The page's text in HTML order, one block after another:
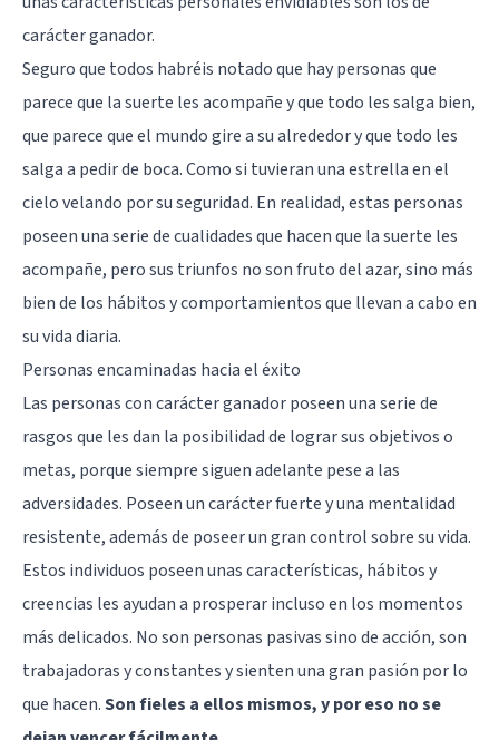
carácter ganador.
Seguro que todos habréis notado que hay personas que
parece que la suerte les acompañe y que todo les salga bien,
que parece que el mundo gire a su alrededor y que todo les
salga a pedir de boca. Como si tuvieran una estrella en el
cielo velando por su seguridad. En realidad, estas personas
poseen una serie de cualidades que hacen que la suerte les
acompañe, pero sus triunfos no son fruto del azar, sino más
bien de los hábitos y comportamientos que llevan a cabo en
su vida diaria.
Personas encaminadas hacia el éxito
Las personas con carácter ganador poseen una serie de
rasgos que les dan la posibilidad de lograr sus objetivos o
metas, porque siempre siguen adelante pese a las
adversidades. Poseen un carácter fuerte y una mentalidad
resistente, además de poseer un gran control sobre su vida.
Estos individuos poseen unas características, hábitos y
creencias les ayudan a prosperar incluso en los momentos
más delicados. No son personas pasivas sino de acción, son
trabajadoras y constantes y sienten una gran pasión por lo
que hacen.Son fieles a ellos mismos, y por eso no se